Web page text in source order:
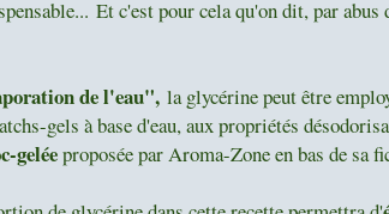
Et c'est pour cela qu'on dit, par abus
de l'eau", la glycérine peut être
gels à base d'eau, aux propriétés
geléeproposée par Aroma-Zone en bas de sa